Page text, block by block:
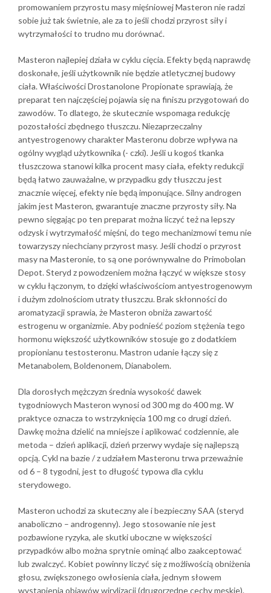
promowaniem przyrostu masy mięśniowej Masteron nie radzi
sobie już tak świetnie, ale za to jeśli chodzi przyrost siły i
wytrzymałości to trudno mu dorównać.
Masteron najlepiej działa w cyklu cięcia. Efekty będą naprawdę
doskonałe, jeśli użytkownik nie będzie atletycznej budowy
ciała. Właściwości Drostanolone Propionate sprawiają, że
preparat ten najczęściej pojawia się na finiszu przygotowań do
zawodów. To dlatego, że skutecznie wspomaga redukcję
pozostałości zbędnego tłuszczu. Niezaprzeczalny
antyestrogenowy charakter Masteronu dobrze wpływa na
ogólny wygląd użytkownika (- czki). Jeśli u kogoś tkanka
tłuszczowa stanowi kilka procent masy ciała, efekty redukcji
będą łatwo zauważalne, w przypadku gdy tłuszczu jest
znacznie więcej, efekty nie będą imponujące. Silny androgen
jakim jest Masteron, gwarantuje znaczne przyrosty siły. Na
pewno sięgając po ten preparat można liczyć też na lepszy
odzysk i wytrzymałość mięśni, do tego mechanizmowi temu nie
towarzyszy niechciany przyrost masy. Jeśli chodzi o przyrost
masy na Masteronie, to są one porównywalne do Primobolan
Depot. Steryd z powodzeniem można łączyć w większe stosy
w cyklu łączonym, to dzięki właściwościom antyestrogenowym
i dużym zdolnościom utraty tłuszczu. Brak skłonności do
aromatyzacji sprawia, że Masteron obniża zawartość
estrogenu w organizmie. Aby podnieść poziom stężenia tego
hormonu większość użytkowników stosuje go z dodatkiem
propionianu testosteronu. Mastron udanie łączy się z
Metanabolem, Boldenonem, Dianabolem.
Dla dorosłych mężczyzn średnia wysokość dawek
tygodniowych Masteron wynosi od 300 mg do 400 mg. W
praktyce oznacza to wstrzyknięcia 100 mg co drugi dzień.
Dawkę można dzielić na mniejsze i aplikować codziennie, ale
metoda – dzień aplikacji, dzień przerwy wydaje się najlepszą
opcją. Cykl na bazie / z udziałem Masteronu trwa przeważnie
od 6 – 8 tygodni, jest to długość typowa dla cyklu
sterydowego.
Masteron uchodzi za skuteczny ale i bezpieczny SAA (steryd
anaboliczno – androgenny). Jego stosowanie nie jest
pozbawione ryzyka, ale skutki uboczne w większości
przypadków albo można sprytnie ominąć albo zaakceptować
lub zwalczyć. Kobiet powinny liczyć się z możliwością obniżenia
głosu, zwiększonego owłosienia ciała, jednym słowem
wystąpienia objawów wirylizacji (drugorzędne cechy męskie).